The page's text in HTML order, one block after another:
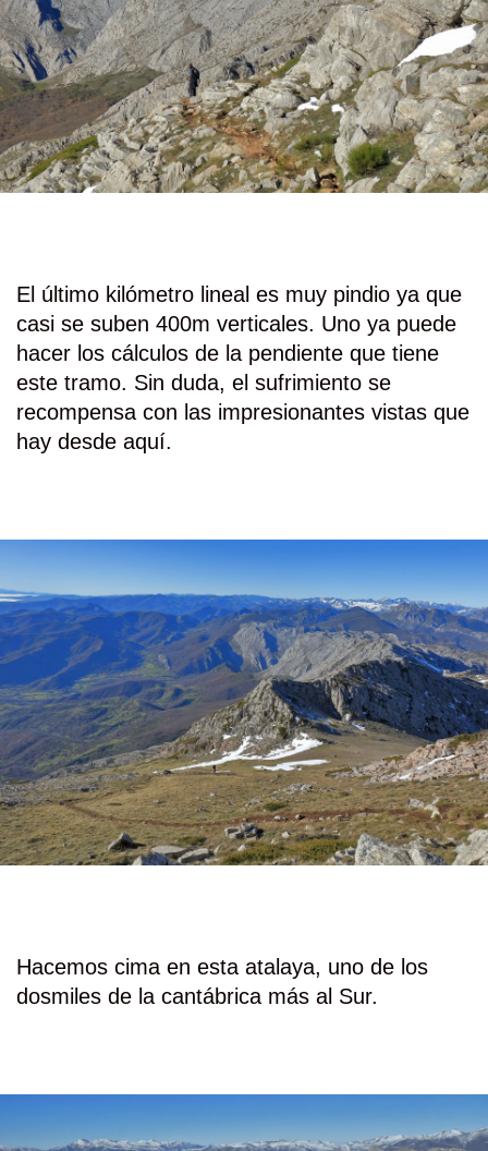
El último kilómetro lineal es muy pindio ya que
casi se suben 400m verticales. Uno ya puede
hacer los cálculos de la pendiente que tiene
este tramo. Sin duda, el sufrimiento se
recompensa con las impresionantes vistas que
hay desde aquí.
Hacemos cima en esta atalaya, uno de los
dosmiles de la cantábrica más al Sur.